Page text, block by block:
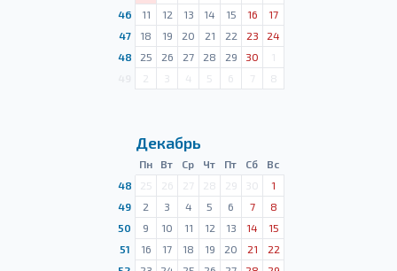
46
11 12 13 14 15 16
17
47
18 19 20 21 22 23
24
48
25 26 27 28 29 30
1
2 3 4 5 6 7 8
Декабрь
Пн Вт Ср Чт Пт Сб
Вс
48
25 26 27 28 29 30
1
49
2 3 4 5 6 7
8
50
9 10 11 12 13 14
15
51
16 17 18 19 20 21
22